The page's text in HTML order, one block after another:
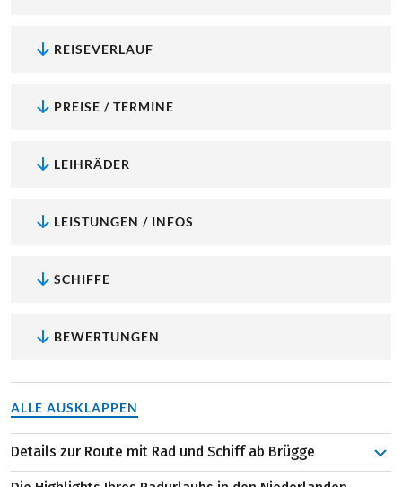
REISEVERLAUF
PREISE / TERMINE
LEIHRÄDER
LEISTUNGEN / INFOS
SCHIFFE
BEWERTUNGEN
ALLE AUSKLAPPEN
Details zur Route mit Rad und Schiff ab Brügge
Ein Highlight dieser Reise ist Ihr Startort: Wussten Sie,